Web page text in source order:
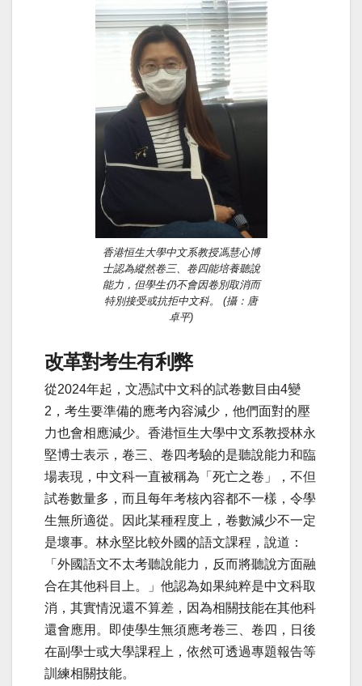
香港恒生大學中文系教授馮慧心博
士認為縱然卷三、卷四能培養聽說
能力，但學生仍不會因卷別取消而
特別接受或抗拒中文科。 (攝：唐
卓平)
改革對考生有利弊
從2024年起，文憑試中文科的試卷數目由4變
2，考生要準備的應考內容減少，他們面對的壓
力也會相應減少。香港恒生大學中文系教授林永
堅博士表示，卷三、卷四考驗的是聽說能力和臨
場表現，中文科一直被稱為「死亡之卷」，不但
試卷數量多，而且每年考核內容都不一樣，令學
生無所適從。因此某種程度上，卷數減少不一定
是壞事。林永堅比較外國的語文課程，說道：
「外國語文不太考聽說能力，反而將聽說方面融
合在其他科目上。」他認為如果純粹是中文科取
消，其實情況還不算差，因為相關技能在其他科
還會應用。即使學生無須應考卷三、卷四，日後
在副學士或大學課程上，依然可透過專題報告等
訓練相關技能。